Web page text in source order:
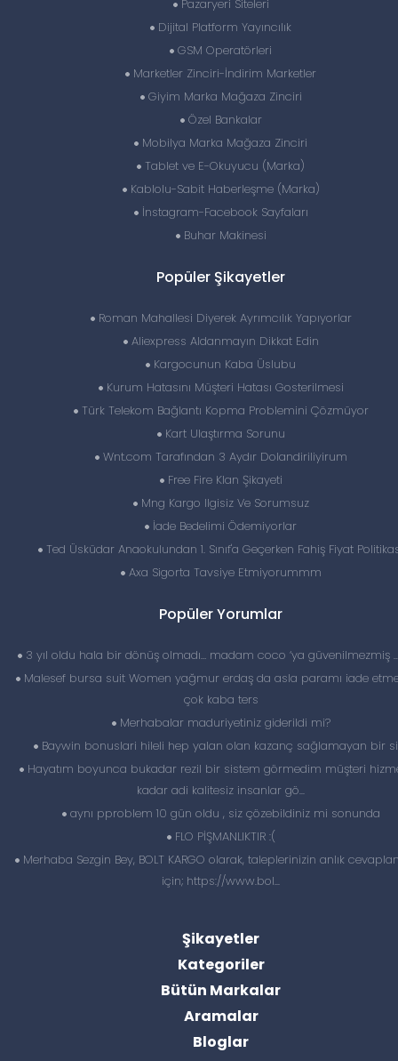
Pazaryeri Siteleri
Dijital Platform Yayıncılık
GSM Operatörleri
Marketler Zinciri-İndirim Marketler
Giyim Marka Mağaza Zinciri
Özel Bankalar
Mobilya Marka Mağaza Zinciri
Tablet ve E-Okuyucu (Marka)
Kablolu-Sabit Haberleşme (Marka)
İnstagram-Facebook Sayfaları
Buhar Makinesi
Popüler Şikayetler
Roman Mahallesi Diyerek Ayrımcılık Yapıyorlar
Aliexpress Aldanmayın Dikkat Edin
Kargocunun Kaba Üslubu
Kurum Hatasını Müşteri Hatası Gosterilmesi
Türk Telekom Bağlantı Kopma Problemini Çözmüyor
Kart Ulaştırma Sorunu
Wnt.com Tarafından 3 Aydır Dolandiriliyirum
Free Fire Klan Şikayeti
Mng Kargo Ilgisiz Ve Sorumsuz
İade Bedelimi Ödemiyorlar
Ted Üsküdar Anaokulundan 1. Sınıf'a Geçerken Fahiş Fiyat
Axa Sigorta Tavsiye Etmiyorummm
Popüler Yorumlar
3 yıl oldu hala bir dönüş olmadı… madam coco ‘ya güvenilmezmiş
Malesef bursa suit Women yağmur erdaş da asla paramı iade
çok kaba ters
Merhabalar maduriyetiniz giderildi mi?
Baywin bonuslari hileli hep yalan olan kazanç sağlamayan bir
Hayatım boyunca bukadar rezil bir sistem görmedim müşteri
kadar adi kalitesiz insanlar gö...
aynı pproblem 10 gün oldu , siz çözebildiniz mi sonunda
FLO PİŞMANLIKTIR :(
Merhaba Sezgin Bey, BOLT KARGO olarak, taleplerinizin anlık
için; https://www.bol...
Şikayetler
Kategoriler
Bütün Markalar
Aramalar
Bloglar